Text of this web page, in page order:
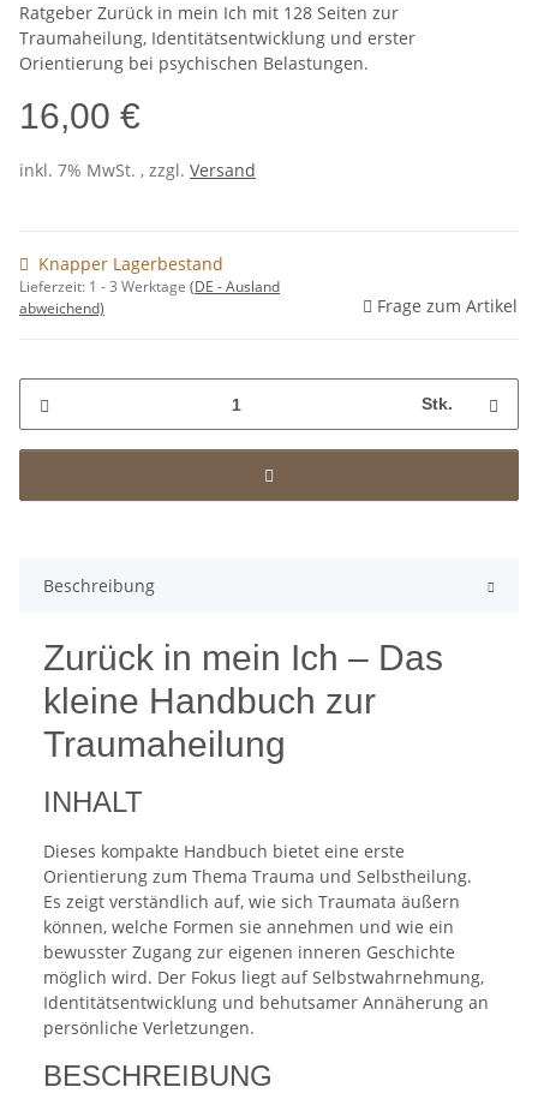
Ratgeber Zurück in mein Ich mit 128 Seiten zur
Traumaheilung, Identitätsentwicklung und erster
Orientierung bei psychischen Belastungen.
16,00 €
inkl. 7% MwSt. , zzgl. Versand
Knapper Lagerbestand
Lieferzeit: 1 - 3 Werktage (DE - Ausland
abweichend)
Frage zum Artikel
Stk.
Beschreibung
Zurück in mein Ich – Das
kleine Handbuch zur
Traumaheilung
INHALT
Dieses kompakte Handbuch bietet eine erste
Orientierung zum Thema Trauma und Selbstheilung.
Es zeigt verständlich auf, wie sich Traumata äußern
können, welche Formen sie annehmen und wie ein
bewusster Zugang zur eigenen inneren Geschichte
möglich wird. Der Fokus liegt auf Selbstwahrnehmung,
Identitätsentwicklung und behutsamer Annäherung an
persönliche Verletzungen.
BESCHREIBUNG